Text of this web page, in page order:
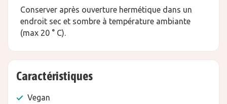
Conserver après ouverture hermétique dans un
endroit sec et sombre à température ambiante
(max 20 ° C).
Caractéristiques
Vegan